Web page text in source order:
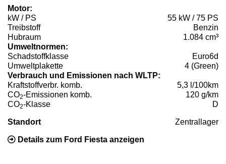
Motor:
kW / PS
55 kW / 75 PS
Treibstoff
Benzin
Hubraum
1.084 cm³
Umweltnormen:
Schadstoffklasse
Euro6d
Umweltplakette
4 (Green)
Verbrauch und Emissionen nach WLTP:
Kraftstoffverbr. komb.
5,3 l/100km
CO2-Emissionen komb.
120 g/km
CO2-Klasse D
Standort Zentrallager
Details zum Ford Fiesta anzeigen